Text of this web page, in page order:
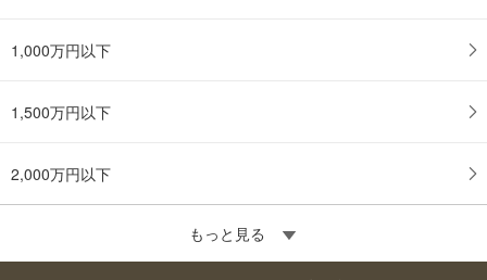
1,000万円以下
1,500万円以下
2,000万円以下
もっと見る